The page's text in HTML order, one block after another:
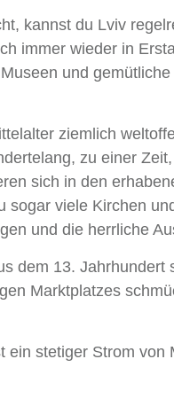
kannst du Lviv
immer wieder in
und
ziemlich
zu einer
sich in den
sogar viele Kirchen
und die herrliche
dem 13. Jahrhundert
Marktplatzes
ein stetiger Strom von